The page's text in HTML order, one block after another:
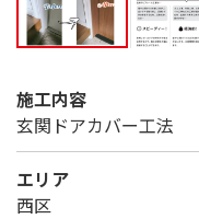
施工内容
玄関ドアカバー工法
エリア
西区